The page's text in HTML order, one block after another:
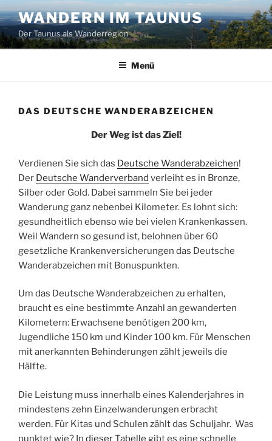
Inhalt
springen
WANDERN IM TAUNUS
Der Taunus als Wanderregion
Menü
DAS DEUTSCHE WANDERABZEICHEN
Der Weg ist das Ziel!
Verdienen Sie sich das Deutsche Wanderabzeichen!
Der Deutsche Wanderverband verleiht es in Bronze,
Silber oder Gold. Dabei sammeln Sie bei jeder
Wanderung ganz nebenbei Kilometer. Es lohnt sich:
gesundheitlich ebenso wie bei vielen Krankenkassen.
Weil Wandern so gesund ist, belohnen über 60
gesetzliche Krankenversicherungen das Deutsche
Wanderabzeichen mit Bonuspunkten.
Um das Deutsche Wanderabzeichen zu erhalten,
braucht es eine bestimmte Anzahl an gewanderten
Kilometern: Erwachsene benötigen 200 km,
Jugendliche 150 km und Kinder 100 km. Für Menschen
mit anerkannten Behinderungen zählt jeweils die
Hälfte.
Die Leistung muss innerhalb eines Kalenderjahres in
mindestens zehn Einzelwanderungen erbracht
werden. Für Kitas und Schulen zählt das Schuljahr. Was
punktet wie? In dieser Tabelle gibt es eine schnelle